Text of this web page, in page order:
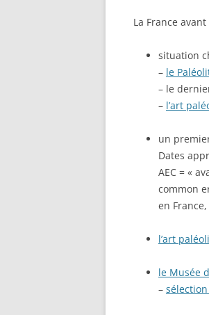
La France
situation
– le
– le
– l’art
un
Dates
AEC = «
common
en
l’art
le Musée
–